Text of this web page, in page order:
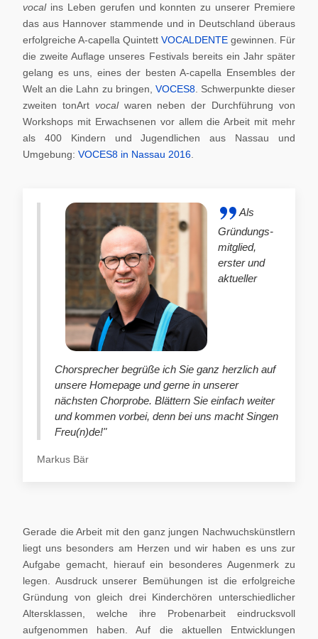
vocal ins Leben gerufen und konnten zu unserer Premiere
das aus Hannover stammende und in Deutschland überaus
erfolgreiche A-capella Quintett VOCALDENTE gewinnen. Für
die zweite Auflage unseres Festivals bereits ein Jahr später
gelang es uns, eines der besten A-capella Ensembles der
Welt an die Lahn zu bringen, VOCES8. Schwerpunkte dieser
zweiten tonArt vocalwaren neben der Durchführung von
Workshops mit Erwachsenen vor allem die Arbeit mit mehr
als 400 Kindern und Jugendlichen aus Nassau und
Umgebung: VOCES8 in Nassau 2016
Als
Gründungs-
mitglied,
erster und
aktueller
Chorsprecher begrüße ich Sie ganz herzlich auf
unsere Homepage und gerne in unserer
nächsten Chorprobe. Blättern Sie einfach weiter
und kommen vorbei, denn bei uns macht Singen
Freu(n)de!"
Markus Bär
Gerade die Arbeit mit den ganz jungen Nachwuchskünstlern
liegt uns besonders am Herzen und wir haben es uns zur
Aufgabe gemacht, hierauf ein besonderes Augenmerk zu
legen. Ausdruck unserer Bemühungen ist die erfolgreiche
Gründung von gleich drei Kinderchören unterschiedlicher
Altersklassen, welche ihre Probenarbeit eindrucksvoll
aufgenommen haben. Auf die aktuellen Entwicklungen